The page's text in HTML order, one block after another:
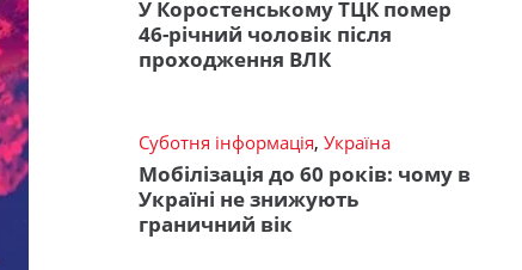
У Коростенському ТЦК помер
46-річний чоловік після
проходження ВЛК
Суботня інформація, Україна
Мобілізація до 60 років: чому в
Україні не знижують
граничний вік